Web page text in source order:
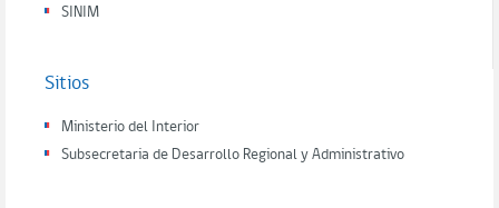
SINIM
Sitios
Ministerio del Interior
Subsecretaria de Desarrollo Regional y Administrativo